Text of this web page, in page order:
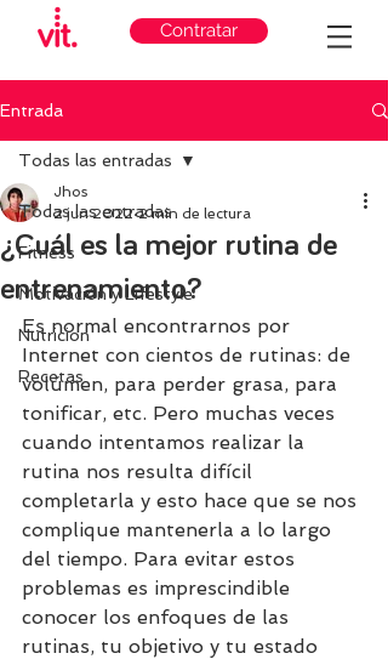
Contratar
Entrada
Todas las entradas
Fitness
Motivación y Lifestyle
Nutricion
Recetas
Todas las entradas
¿Cuál es la mejor rutina de
entrenamiento?
Jhos
2 jun 2022 2 min de lectura
Es normal encontrarnos por
Internet con cientos de rutinas: de
volúmen, para perder grasa, para
tonificar, etc. Pero muchas veces
cuando intentamos realizar la
rutina nos resulta difícil
completarla y esto hace que se nos
complique mantenerla a lo largo
del tiempo. Para evitar estos
problemas es imprescindible
conocer los enfoques de las
rutinas, tu objetivo y tu estado